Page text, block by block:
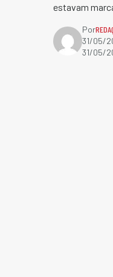
estavam
Por
31/05/
31/05/